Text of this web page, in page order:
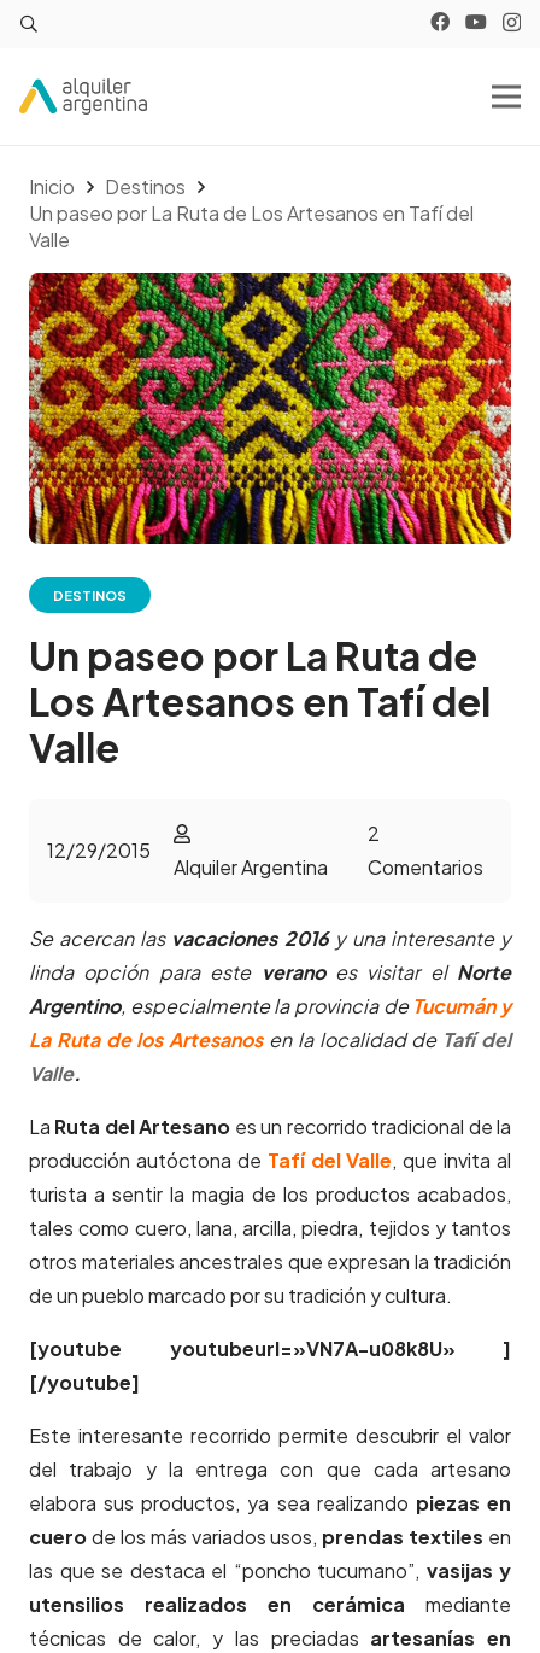
Inicio
Destinos
Un paseo por La Ruta de Los Artesanos en Tafí del
Valle
DESTINOS
Un paseo por La Ruta de
Los Artesanos en Tafí del
Valle
12/29/2015
Alquiler Argentina
2
Comentarios
Se acercan las vacaciones 2016y una interesante y
linda opción para este veranoes visitar el Norte
Argentino, especialmente la provincia de Tucumán y
La Ruta de los Artesanos en la localidad de Tafí del
Valle.
La Ruta del Artesano es un recorrido tradicional de la
producción autóctona de Tafí del Valle, que invita al
turista a sentir la magia de los productos acabados,
tales como cuero, lana, arcilla, piedra, tejidos y tantos
otros materiales ancestrales que expresan la tradición
de un pueblo marcado por su tradición y cultura.
[youtube youtubeurl=»VN7A-u08k8U» ]
[/youtube]
Este interesante recorrido permite descubrir el valor
del trabajo y la entrega con que cada artesano
elabora sus productos, ya sea realizando piezas en
cuerode los más variados usos, prendas textiles en
las que se destaca el “poncho tucumano”, vasijas y
utensilios realizados en cerámica mediante
técnicas de calor, y las preciadas artesanías en